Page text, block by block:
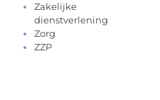
Zakelijke
dienstverlening
Zorg
ZZP